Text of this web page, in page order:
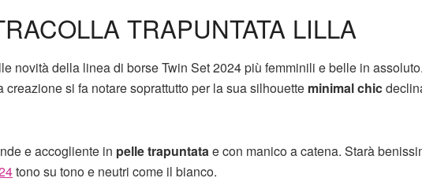
TRAPUNTATA LILLA
novità della linea di borse Twin Set 2024 più femminili e belle in
si fa notare soprattutto per la sua silhouette minimal chic
e accogliente in pelle trapuntatae con manico a catena. Starà
tono su tono e neutri come il bianco.